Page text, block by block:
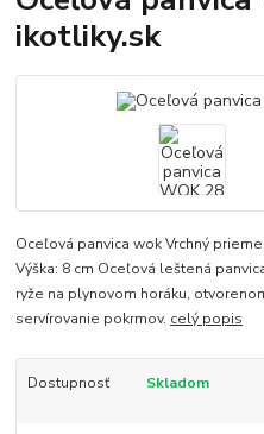
ikotliky.sk
Oceľová panvica wok Vrchný
Výška: 8 cm Oceľová leštená
ryže na plynovom horáku,
servírovanie pokrmov. celý popis
Dostupnosť Skladom